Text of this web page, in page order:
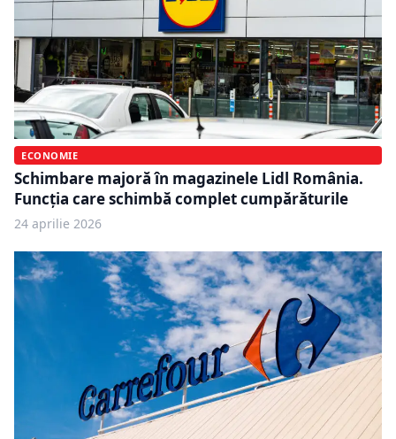
ECONOMIE
Schimbare majoră în magazinele Lidl România.
Funcția care schimbă complet cumpărăturile
24 aprilie 2026